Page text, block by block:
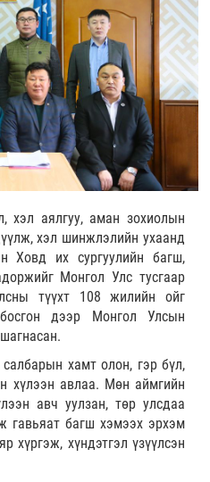
хэл аялгуу, аман зохиолын
хэл шинжлэлийн ухаанд
Ховд их сургуулийн багш,
Монгол Улс тусгаар
түүхт 108 жилийн ойг
дээр Монгол Улсын
хамт олон, гэр бүл,
хүлээн авлаа. Мөн аймгийн
авч уулзан, төр улсдаа
гавьяат багш хэмээх эрхэм
хүргэж, хүндэтгэл үзүүлсэн